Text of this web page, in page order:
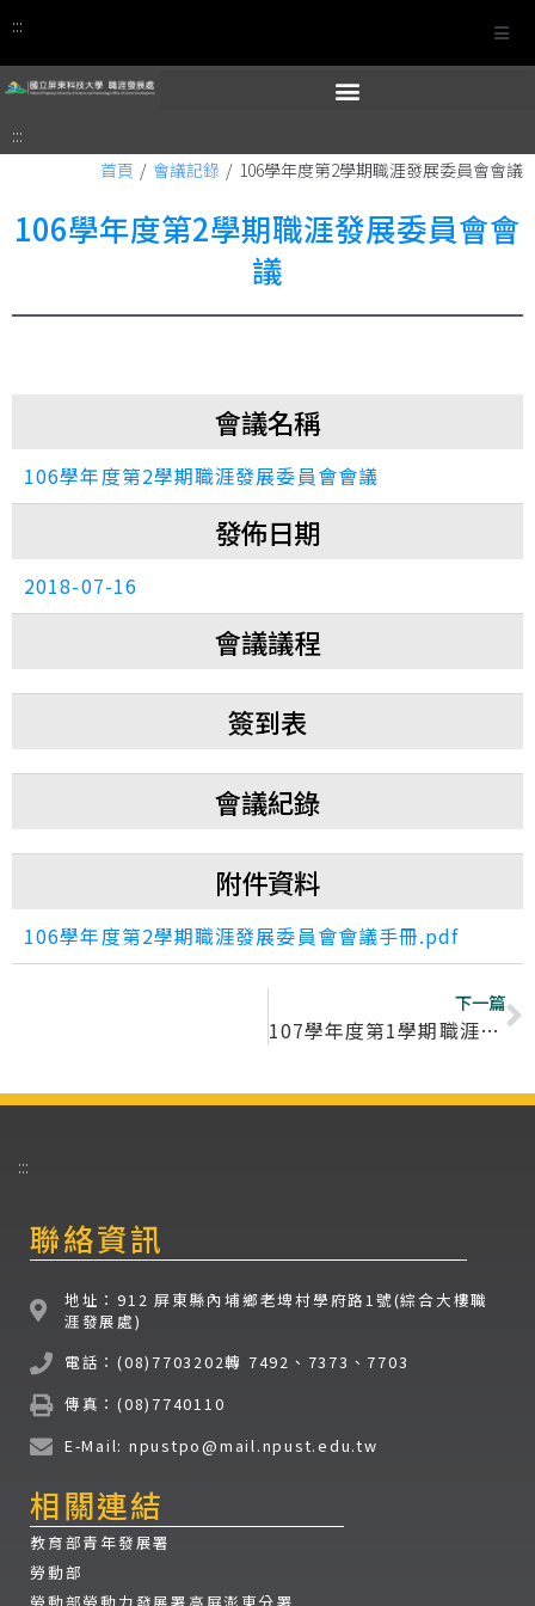
:::
:::
首頁 / 會議記錄 / 106學年度第2學期職涯發展委員會會議
106學年度第2學期職涯發展委員會會
議
會議名稱
106學年度第2學期職涯發展委員會會議
發佈日期
2018-07-16
會議議程
簽到表
會議紀錄
附件資料
106學年度第2學期職涯發展委員會會議手冊.pdf
下一篇
107學年度第1學期職涯發展委員會會議
:::
聯絡資訊
地址：912 屏東縣內埔鄉老埤村學府路1號(綜合大樓職
涯發展處)
電話：(08)7703202轉 7492、7373、7703
傳真：(08)7740110
E-Mail: npustpo@mail.npust.edu.tw
相關連結
教育部青年發展署
勞動部